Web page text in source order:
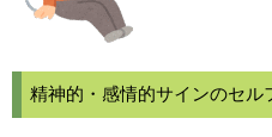
精神的・感情的サインのセル